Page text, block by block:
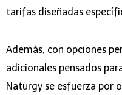
tarifas diseñadas
Además, con opciones
adicionales pensados
Naturgy se esfuerza por